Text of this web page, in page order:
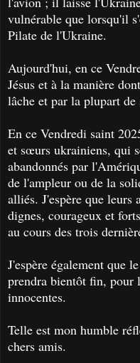
vulnérable que lorsqu'il
Pilate de l'Ukraine.
Aujourd'hui, en ce
Jésus et à la manière
lâche et par la plupart de
En ce Vendredi saint
et sœurs ukrainiens, qui
abandonnés par
de l'ampleur ou de la
alliés. J'espère que leurs
dignes, courageux et
au cours des trois
J'espère également que
prendra bientôt fin, pour
innocentes.
Telle est mon humble
chers amis.